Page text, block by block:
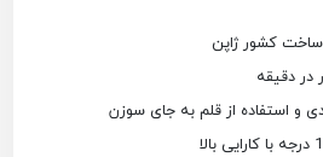
کشور ژاپن
و استفاده از قلم به جای سوزن